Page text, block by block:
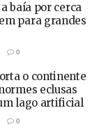
baía por cerca
para grandes
0
o continente
eclusas
lago artificial
0